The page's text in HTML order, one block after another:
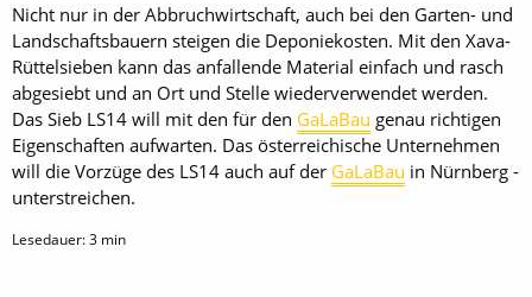
Nicht nur in der Abbruch­wirtschaft, auch bei den Garten- und
Landschaftsbauern steigen die Deponiekosten. Mit den Xava-
Rüttelsieben kann das anfallende Material einfach und rasch
abgesiebt und an Ort und Stelle wiederverwendet werden.
Das Sieb LS14 will mit den für den GaLaBau genau richtigen
Eigenschaften aufwarten. Das österreichische Unternehmen
will die Vorzüge des LS14 auch auf der GaLaBau in Nürnberg ­
unterstreichen.
Lesedauer:3 min